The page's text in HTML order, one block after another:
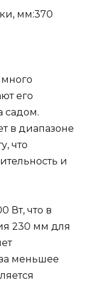
мм:370
его
садом.
в диапазоне
что
и
Вт, что в
230 мм для
меньшее